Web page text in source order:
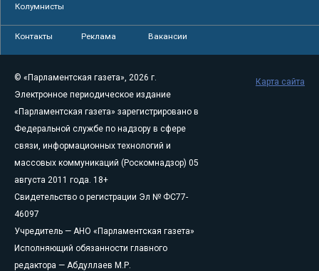
Колумнисты
Контакты Реклама Вакансии
© «Парламентская газета», 2026 г.
Электронное периодическое издание
«Парламентская газета» зарегистрировано в
Федеральной службе по надзору в сфере
связи, информационных технологий и
массовых коммуникаций (Роскомнадзор) 05
августа 2011 года. 18+
Свидетельство о регистрации Эл № ФС77-
46097
Учредитель — АНО «Парламентская газета»
Исполняющий обязанности главного
редактора — Абдуллаев М.Р.
Карта сайта